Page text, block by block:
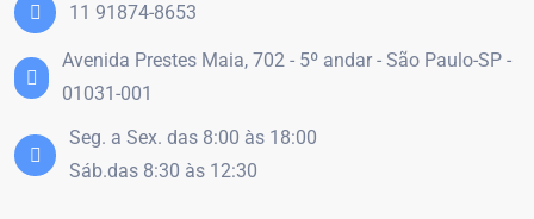
11 91874-8653
Avenida Prestes Maia, 702 - 5º andar - São Paulo-SP -
01031-001
Seg. a Sex. das 8:00 às 18:00
Sáb.das 8:30 às 12:30